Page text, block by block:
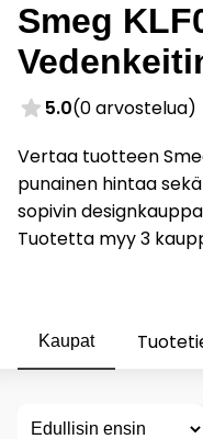
Smeg
5.0(0 arvostelua)
Vertaa tuotteen
punainen hintaa
sopivin
Tuotetta myy 3
Kaupat